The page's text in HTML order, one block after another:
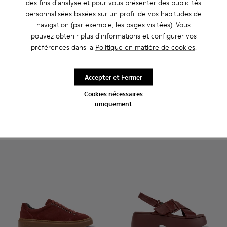
des fins d'analyse et pour vous présenter des publicités
personnalisées basées sur un profil de vos habitudes de
navigation (par exemple, les pages visitées). Vous
pouvez obtenir plus d'informations et configurer vos
préférences dans la Politique en matière de cookies.
Cookies nécessaires
uniquement
Accepter et Fermer
Casi Myra - K201804-003 - Chaussures semi-ouvertes en
Casi Myra - K201804-001